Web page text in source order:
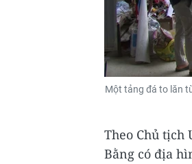
Một tảng đá to lăn
Theo Chủ tịch
Bằng có địa